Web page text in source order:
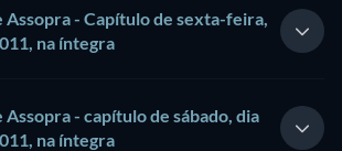
Assopra - Capítulo de sexta-feira,
na íntegra
- capítulo de sábado, dia
na íntegra